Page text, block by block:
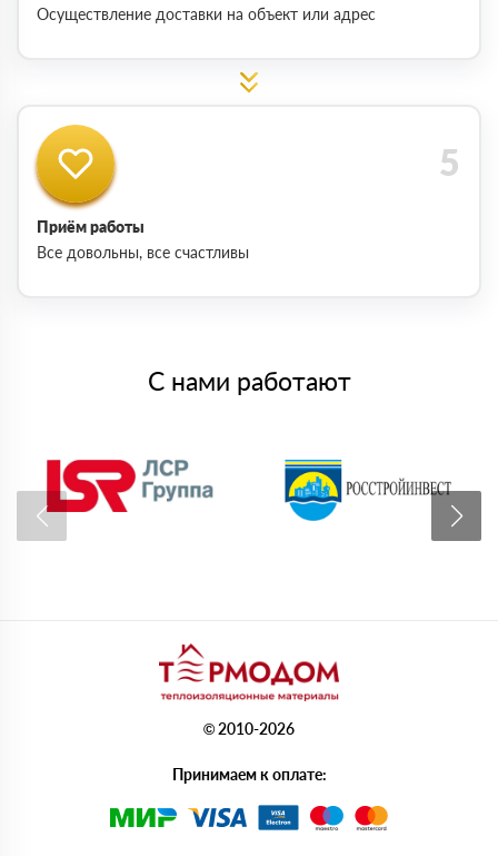
Осуществление доставки на объект или адрес
Приём работы
Все довольны, все счастливы
С нами работают
© 2010-2026
Принимаем к оплате: